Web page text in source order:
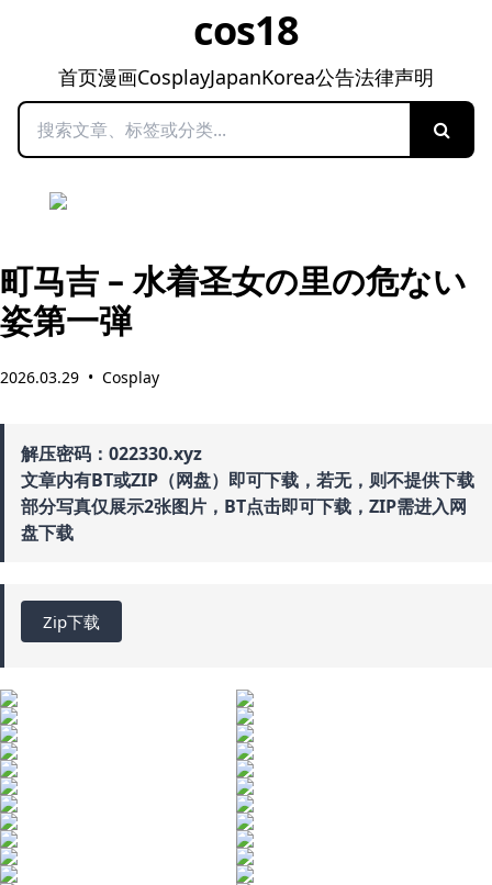
cos18
首页漫画CosplayJapanKorea公告法律声明
搜索
町马吉 – 水着圣女の里の危ない
姿第一弾
2026.03.29 • Cosplay
解压密码：022330.xyz
文章内有BT或ZIP（网盘）即可下载，若无，则不提供下载
部分写真仅展示2张图片，BT点击即可下载，ZIP需进入网
盘下载
Zip下载